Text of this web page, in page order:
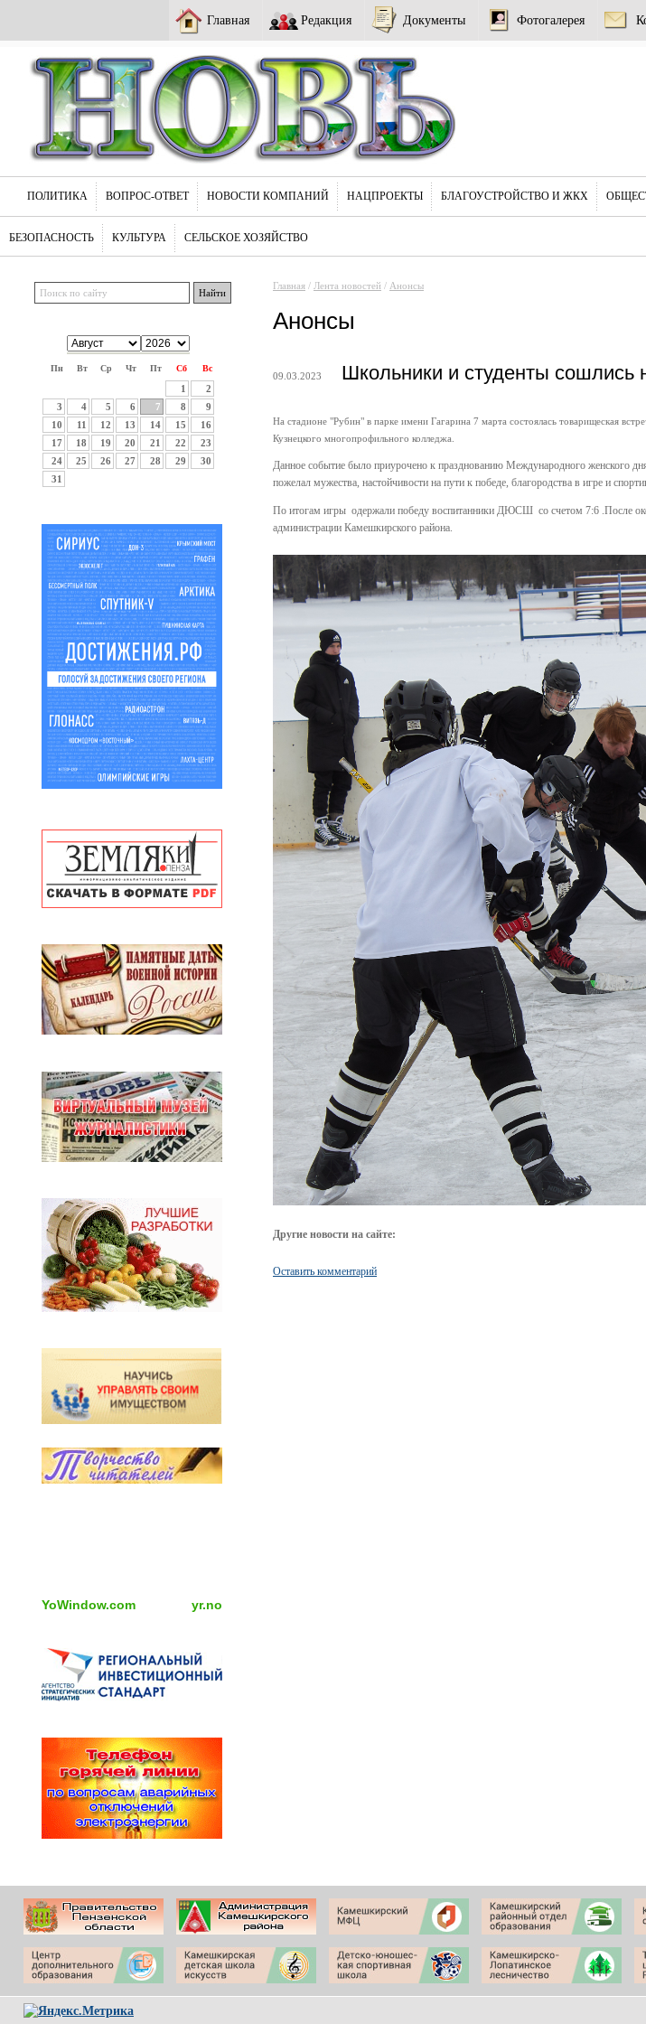
Главная Редакция Документы Фотогалерея
ПОЛИТИКА ВОПРОС-ОТВЕТ НОВОСТИ КОМПАНИЙ НАЦПРОЕКТЫ БЛАГОУСТРОЙСТВО И ЖКХ
БЕЗОПАСНОСТЬ КУЛЬТУРА СЕЛЬСКОЕ ХОЗЯЙСТВО
Пн Вт Ср Чт Пт Сб Вс
1
2
3
4 5 6 7 8
9
10
11 12 13 14 15
16
17
18 19 20 21 22
23
24
25 26 27 28 29
30
31
YoWindow.com yr.no
Главная / Лента новостей / Анонсы
Анонсы
09.03.2023 Школьники и студенты
На стадионе "Рубин" в парке имени Гагарина 7 марта состоялась товарищеская
Кузнецкого многопрофильного колледжа.
Данное событие было приурочено к празднованию Международного женского
пожелал мужества, настойчивости на пути к победе, благородства в игре и
По итогам игры одержали победу воспитанники ДЮСШ со счетом 7:6 .После
администрации Камешкирского района.
Другие новости на сайте:
Оставить комментарий